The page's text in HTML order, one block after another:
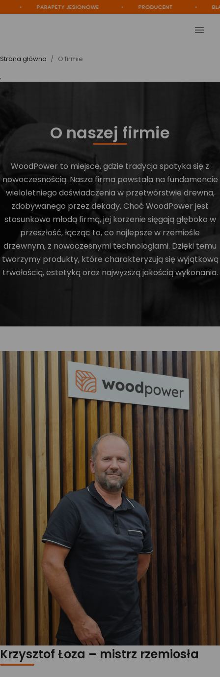
PARAPETY JESIONOWE PRODUCENT BLATY NA

Strona główna O firmie
.
O naszej firmie
WoodPower to miejsce, gdzie tradycja spotyka się z
nowoczesnością. Nasza firma powstała na fundamencie
wieloletniego doświadczenia w przetwórstwie drewna,
zdobywanego przez dekady. Choć WoodPower jest
stosunkowo młodą firmą, jej korzenie sięgają głęboko w
przeszłość, łącząc to, co najlepsze w rzemiośle
drzewnym, z nowoczesnymi technologiami. Dzięki temu
tworzymy produkty, które charakteryzują się wyjątkową
trwałością, estetyką oraz najwyższą jakością wykonania.
Krzysztof Łoza – mistrz rzemiosła